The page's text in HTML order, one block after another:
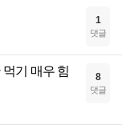
1
댓글
기 매우 힘
8
댓글